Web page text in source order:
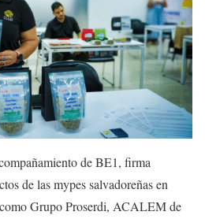
de BE1, firma
de las mypes salvadoreñas en
Grupo Proserdi, ACALEM de